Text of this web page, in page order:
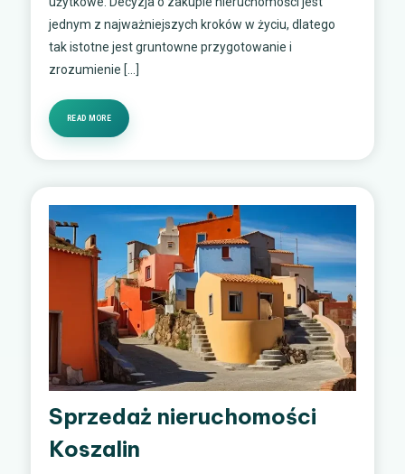
jednym z najważniejszych kroków w życiu, dlatego
tak istotne jest gruntowne przygotowanie i
zrozumienie […]
READ MORE
Sprzedaż nieruchomości
Koszalin